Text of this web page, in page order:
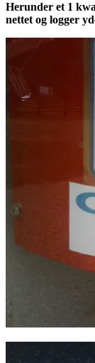
Herunder et 1
nettet og logger